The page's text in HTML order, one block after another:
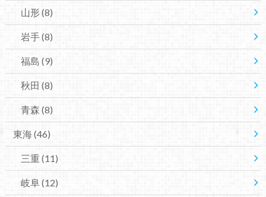
山形 (8)
岩手(8)
福島 (9)
秋田 (8)
青森 (8)
東海(46)
三重(11)
岐阜(12)